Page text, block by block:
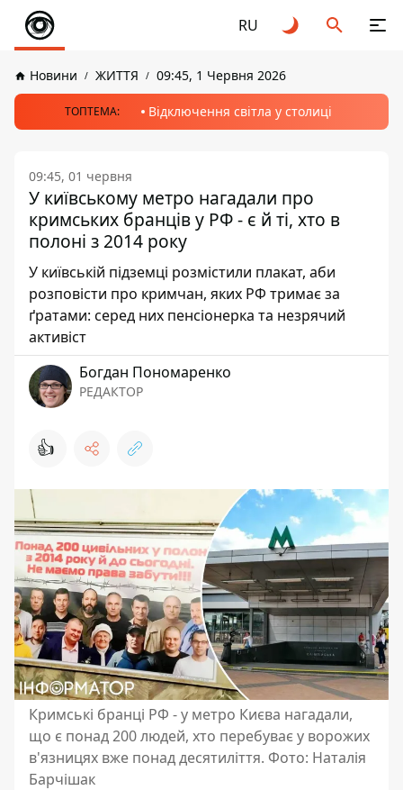
RU
Новини ЖИТТЯ 09:45, 1 Червня 2026
ТОПТЕМА: Відключення світла у столиці
09:45, 01 червня
У київському метро нагадали про
кримських бранців у РФ - є й ті, хто в
полоні з 2014 року
У київській підземці розмістили плакат, аби
розповісти про кримчан, яких РФ тримає за
ґратами: серед них пенсіонерка та незрячий
активіст
Богдан Пономаренко
РЕДАКТОР
👍
Кримські бранці РФ - у метро Києва нагадали,
що є понад 200 людей, хто перебуває у ворожих
в'язницях вже понад десятиліття. Фото: Наталія
Барчішак